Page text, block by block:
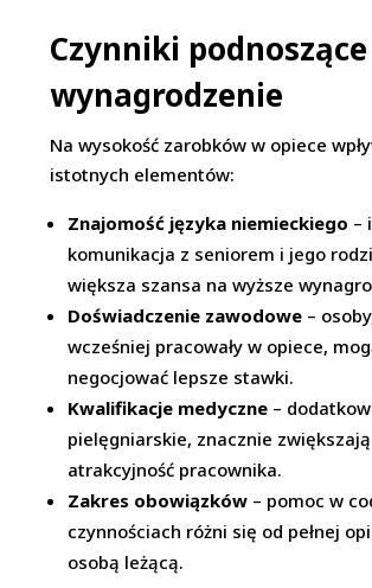
Czynniki podnoszące
wynagrodzenie
Na wysokość zarobków w opiece
istotnych elementów:
Znajomość języka niemieckiego –
komunikacja z seniorem i jego
większa szansa na wyższe
Doświadczenie zawodowe –
wcześniej pracowały w opiece,
negocjować lepsze stawki.
Kwalifikacje medyczne –
pielęgniarskie, znacznie zwiększają
atrakcyjność pracownika.
Zakres obowiązków – pomoc w
czynnościach różni się od pełnej
osobą leżącą.